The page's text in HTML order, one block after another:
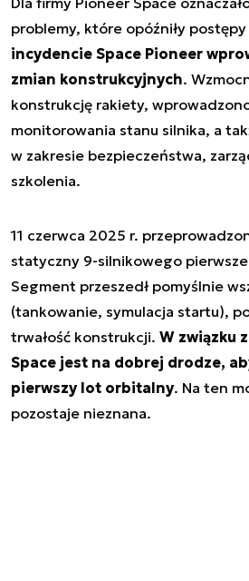
problemy, które opóźniły
incydencie Space Pioneer
zmian konstrukcyjnych.
konstrukcję rakiety,
monitorowania stanu silnika, a
w zakresie bezpieczeństwa,
szkolenia.
11 czerwca 2025 r.
statyczny 9-silnikowego
Segment przeszedł pomyślnie
(tankowanie, symulacja startu),
trwałość konstrukcji. W związku
Space jest na dobrej drodze,
pierwszy lot orbitalny. Na ten
pozostaje nieznana.